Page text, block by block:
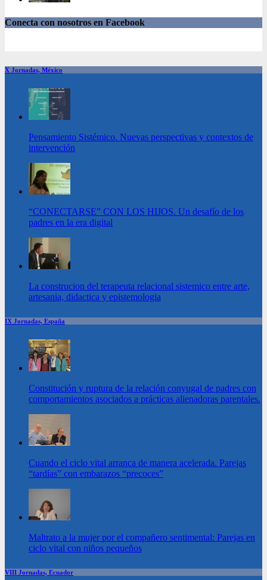
Conecta con nosotros en Facebook
X Jornadas, México
Pensamiento Sistémico. Nuevas perspectivas y contextos de
intervención
“CONECTARSE” CON LOS HIJOS. Un desafío de los
padres en la era digital
La construcion del terapeuta relacional sistemico entre arte,
artesania, didactica y epistemologia
IX Jornadas, España
Constitución y ruptura de la relación conyugal de padres con
comportamientos asociados a prácticas alienadoras parentales.
Cuando el ciclo vital arranca de manera acelerada. Parejas
“tardías” con embarazos “precoces”
Maltrato a la mujer por el compañero sentimental: Parejas en
ciclo vital con niños pequeños
VIII Jornadas, Ecuador